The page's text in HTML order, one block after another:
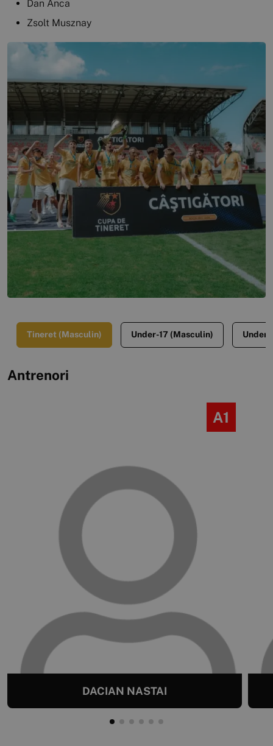
Dan Anca
Zsolt Musznay
Tineret (Masculin) Under-17 (Masculin) Under-
Antrenori
A1
DACIAN NASTAI